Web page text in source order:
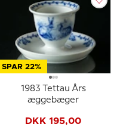
SPAR 22%
1983 Tettau Års
æggebæger
DKK 195,00